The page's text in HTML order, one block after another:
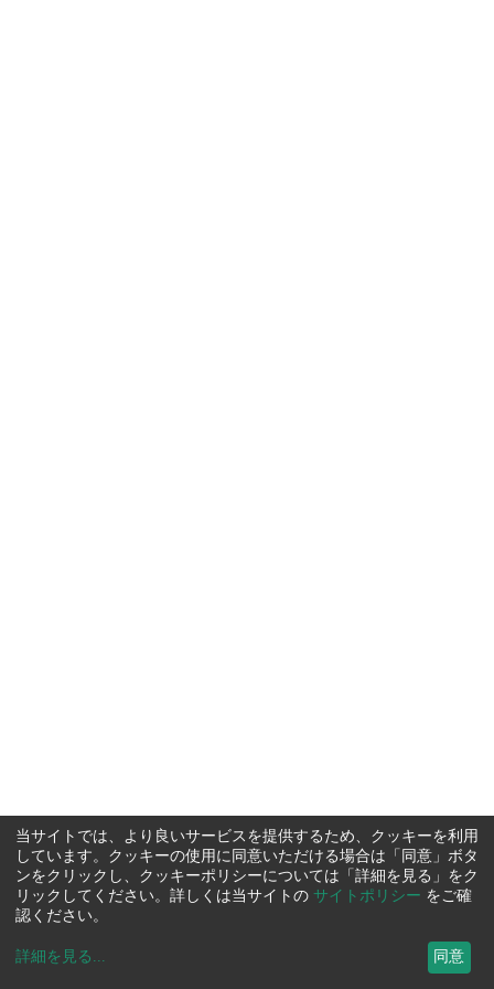
当サイトでは、より良いサービスを提供するため、クッキーを利用
しています。クッキーの使用に同意いただける場合は「同意」ボタ
ンをクリックし、クッキーポリシーについては「詳細を見る」をク
リックしてください。詳しくは当サイトの サイトポリシー をご確
認ください。
詳細を見る ... 同意